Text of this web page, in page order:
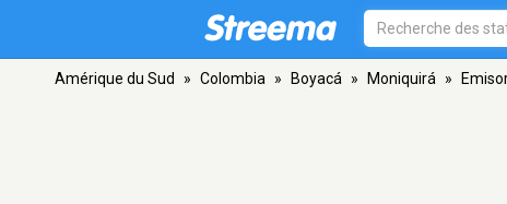
Amérique du Sud » Colombia » Boyacá » Moniquirá »